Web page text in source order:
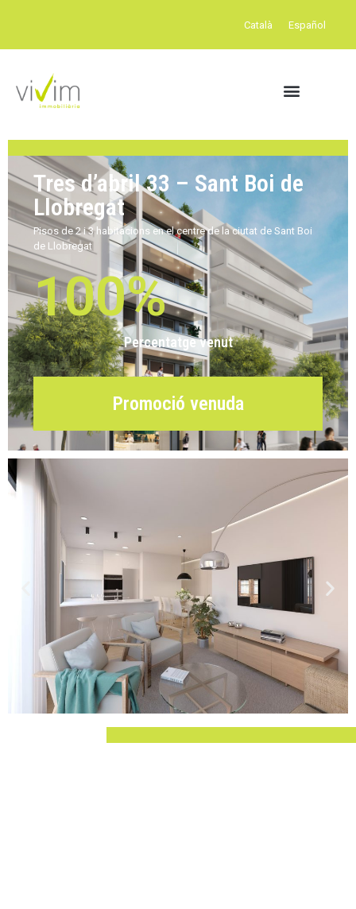
Català Español
Tres d’abril 33 – Sant Boi de
Llobregat
Pisos de 2 i 3 habitacions en el centre de la ciutat de Sant Boi
de Llobregat
Percentatge venut
100%
Promoció venuda